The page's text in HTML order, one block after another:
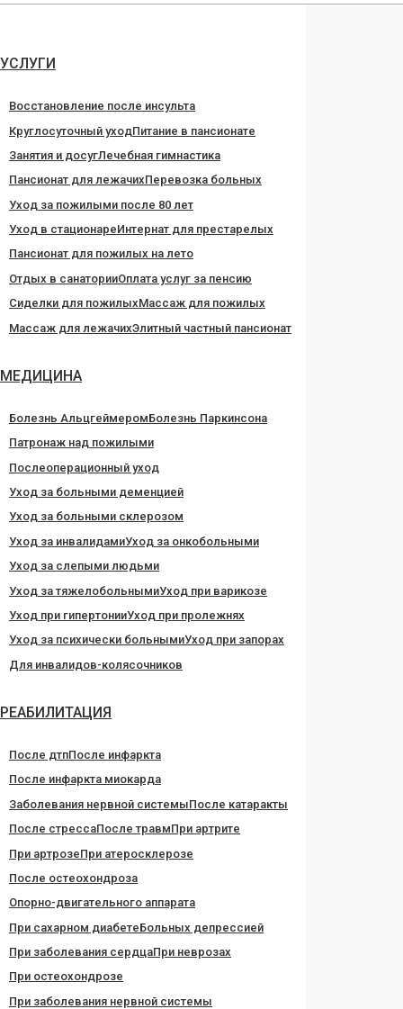
Перейти
содержанию
УСЛУГИ
Восстановление после инсульта
Круглосуточный уходПитание в пансионате
Занятия и досугЛечебная гимнастика
Пансионат для лежачихПеревозка больных
Уход за пожилыми после 80 лет
Уход в стационареИнтернат для престарелых
Пансионат для пожилых на лето
Отдых в санаторииОплата услуг за пенсию
Сиделки для пожилыхМассаж для пожилых
Массаж для лежачихЭлитный частный пансионат
МЕДИЦИНА
Болезнь АльцгеймеромБолезнь Паркинсона
Патронаж над пожилыми
Послеоперационный уход
Уход за больными деменцией
Уход за больными склерозом
Уход за инвалидамиУход за онкобольными
Уход за слепыми людьми
Уход за тяжелобольнымиУход при варикозе
Уход при гипертонииУход при пролежнях
Уход за психически больнымиУход при запорах
Для инвалидов-колясочников
РЕАБИЛИТАЦИЯ
После дтпПосле инфаркта
После инфаркта миокарда
Заболевания нервной системыПосле катаракты
После стрессаПосле травмПри артрите
При артрозеПри атеросклерозе
После остеохондроза
Опорно-двигательного аппарата
При сахарном диабетеБольных депрессией
При заболевания сердцаПри неврозах
При остеохондрозе
При заболевания нервной системы